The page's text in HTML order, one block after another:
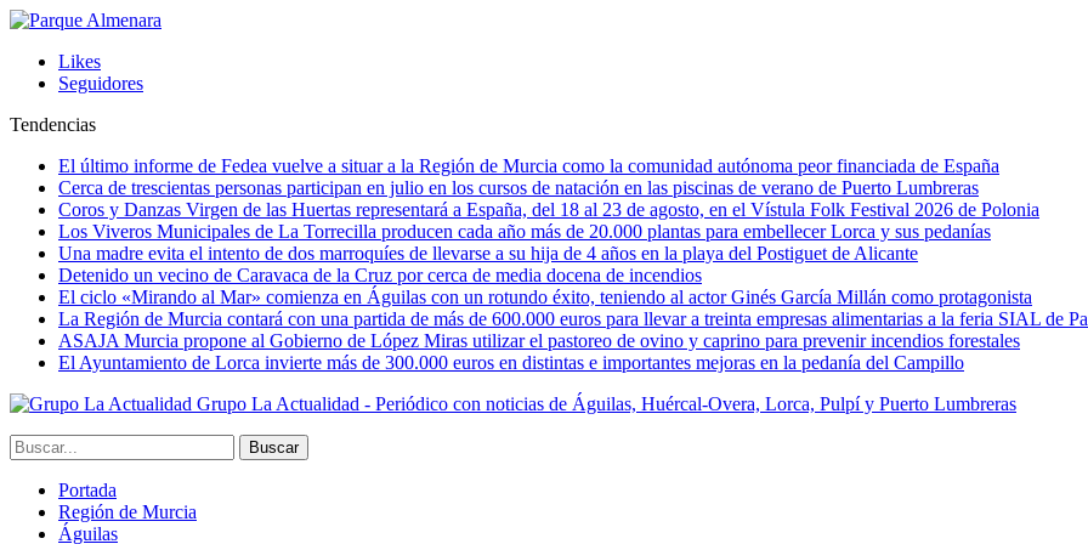
Likes
Seguidores
Tendencias
El último informe de Fedea vuelve a situar a la Región de Murcia como la comunidad autónoma peor financiada de España
Cerca de trescientas personas participan en julio en los cursos de natación en las piscinas de verano de Puerto Lumbreras
Coros y Danzas Virgen de las Huertas representará a España, del 18 al 23 de agosto, en el Vístula Folk Festival 2026 de Polonia
Los Viveros Municipales de La Torrecilla producen cada año más de 20.000 plantas para embellecer Lorca y sus pedanías
Una madre evita el intento de dos marroquíes de llevarse a su hija de 4 años en la playa del Postiguet de Alicante
Detenido un vecino de Caravaca de la Cruz por cerca de media docena de incendios
El ciclo «Mirando al Mar» comienza en Águilas con un rotundo éxito, teniendo al actor Ginés García Millán como protagonista
La Región de Murcia contará con una partida de más de 600.000 euros para llevar a treinta empresas alimentarias a la feria SIAL de
ASAJA Murcia propone al Gobierno de López Miras utilizar el pastoreo de ovino y caprino para prevenir incendios forestales
El Ayuntamiento de Lorca invierte más de 300.000 euros en distintas e importantes mejoras en la pedanía del Campillo
Grupo La Actualidad - Periódico con noticias de Águilas, Huércal-Overa, Lorca, Pulpí y Puerto Lumbreras
Portada
Región de Murcia
Águilas